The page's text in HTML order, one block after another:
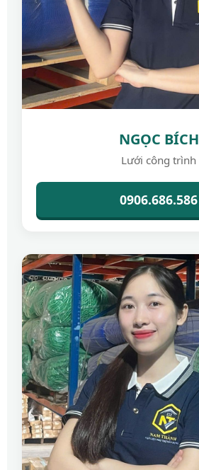
NGỌC BÍCH
Lưới công trình
0906.686.586